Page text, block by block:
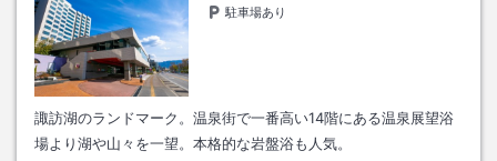
駐車場あり
諏訪湖のランドマーク。温泉街で一番高い14階にある温泉展望浴
場より湖や山々を一望。本格的な岩盤浴も人気。